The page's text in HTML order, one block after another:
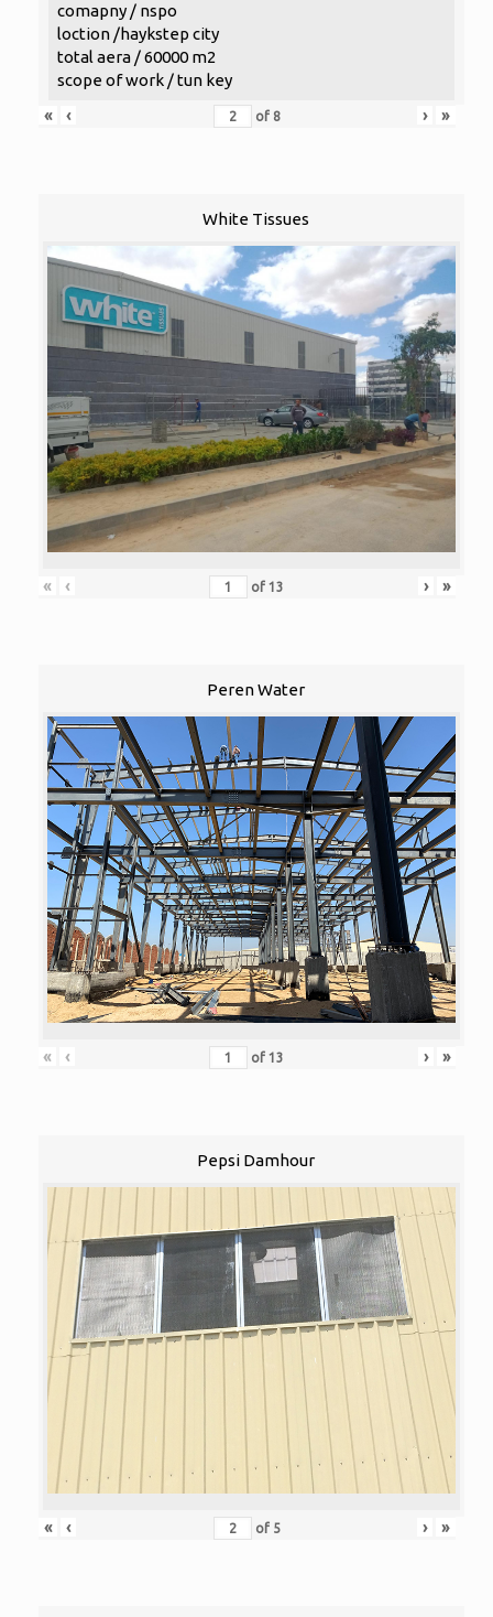
comapny / nspo
loction /haykstep city
total aera / 60000 m2
scope of work / tun key
«
‹ of 8 › »
White Tissues
« ‹ of 13 › »
Peren Water
« ‹ of 13 › »
Pepsi Damhour
« ‹ of 5 › »